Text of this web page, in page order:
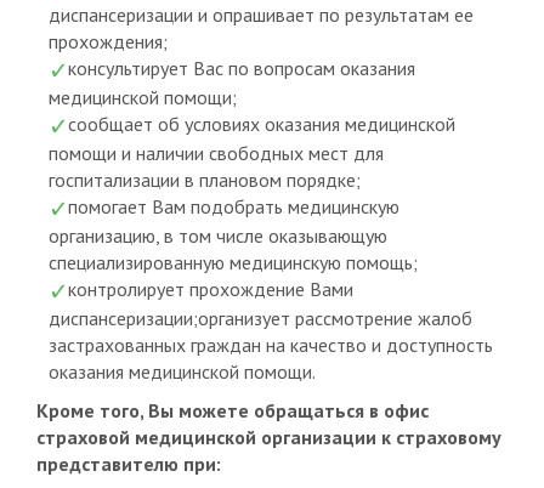
диспансеризации и опрашивает по результатам ее
прохождения;
консультирует Вас по вопросам оказания
медицинской помощи;
сообщает об условиях оказания медицинской
помощи и наличии свободных мест для
госпитализации в плановом порядке;
помогает Вам подобрать медицинскую
организацию, в том числе оказывающую
специализированную медицинскую помощь;
контролирует прохождение Вами
диспансеризации;организует рассмотрение жалоб
застрахованных граждан на качество и доступность
оказания медицинской помощи.
Кроме того, Вы можете обращаться в офис
страховой медицинской организации к страховому
представителю при: